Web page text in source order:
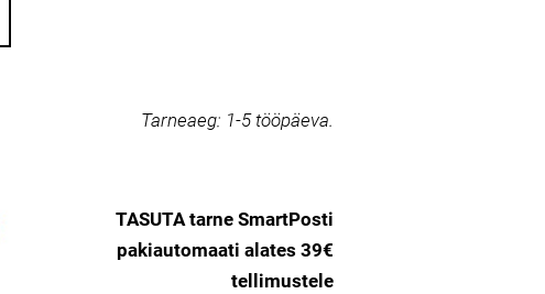
Tarneaeg: 1-5 tööpäeva.
TASUTA tarne SmartPosti
pakiautomaati alates 39€
tellimustele